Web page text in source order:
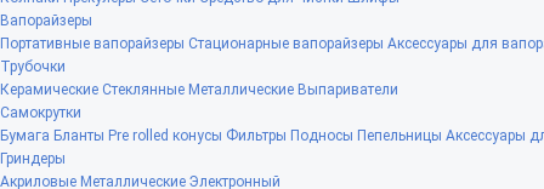
Вапорайзеры
Портативные вапорайзеры Стационарные вапорайзеры Аксессуары для
Трубочки
Керамические Стеклянные Металлические Выпариватели
Самокрутки
Бумага Бланты Pre rolled конусы Фильтры Подносы Пепельницы Аксессуары
Гриндеры
Акриловые Металлические Электронный